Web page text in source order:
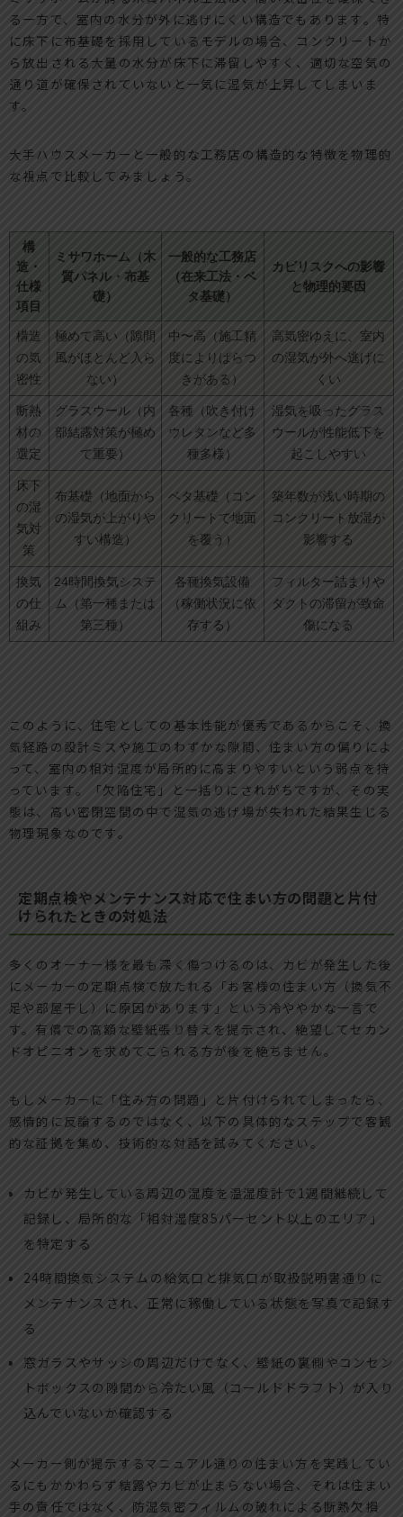
る一方で、室内の水分が外に逃げにくい構造でもあります。特
に床下に布基礎を採用しているモデルの場合、コンクリートか
ら放出される大量の水分が床下に滞留しやすく、適切な空気の
通り道が確保されていないと一気に湿気が上昇してしまいま
す。
大手ハウスメーカーと一般的な工務店の構造的な特徴を物理的
な視点で比較してみましょう。
構
造・
仕様
項目
ミサワホーム（木
質パネル・布基
礎）
一般的な工務店
（在来工法・ベ
タ基礎）
カビリスクへの影響
と物理的要因
構造
の気
密性
極めて高い（隙間
風がほとんど入ら
ない）
中〜高（施工精
度によりばらつ
きがある）
高気密ゆえに、室内
の湿気が外へ逃げに
くい
断熱
材の
選定
グラスウール（内
部結露対策が極め
て重要）
各種（吹き付け
ウレタンなど多
種多様）
湿気を吸ったグラス
ウールが性能低下を
起こしやすい
床下
の湿
気対
策
布基礎（地面から
の湿気が上がりや
すい構造）
ベタ基礎（コン
クリートで地面
を覆う）
築年数が浅い時期の
コンクリート放湿が
影響する
換気
の仕
組み
24時間換気システ
ム（第一種または
第三種）
各種換気設備
（稼働状況に依
存する）
フィルター詰まりや
ダクトの滞留が致命
傷になる
このように、住宅としての基本性能が優秀であるからこそ、換
気経路の設計ミスや施工のわずかな隙間、住まい方の偏りによ
って、室内の相対湿度が局所的に高まりやすいという弱点を持
っています。「欠陥住宅」と一括りにされがちですが、その実
態は、高い密閉空間の中で湿気の逃げ場が失われた結果生じる
物理現象なのです。
定期点検やメンテナンス対応で住まい方の問題と片付
けられたときの対処法
多くのオーナー様を最も深く傷つけるのは、カビが発生した後
にメーカーの定期点検で放たれる「お客様の住まい方（換気不
足や部屋干し）に原因があります」という冷ややかな一言で
す。有償での高額な壁紙張り替えを提示され、絶望してセカン
ドオピニオンを求めてこられる方が後を絶ちません。
もしメーカーに「住み方の問題」と片付けられてしまったら、
感情的に反論するのではなく、以下の具体的なステップで客観
的な証拠を集め、技術的な対話を試みてください。
カビが発生している周辺の湿度を温湿度計で1週間継続して
記録し、局所的な「相対湿度85パーセント以上のエリア」
を特定する
24時間換気システムの給気口と排気口が取扱説明書通りに
メンテナンスされ、正常に稼働している状態を写真で記録す
る
窓ガラスやサッシの周辺だけでなく、壁紙の裏側やコンセン
トボックスの隙間から冷たい風（コールドドラフト）が入り
込んでいないか確認する
メーカー側が提示するマニュアル通りの住まい方を実践してい
るにもかかわらず結露やカビが止まらない場合、それは住まい
手の責任ではなく、防湿気密フィルムの破れによる断熱欠損